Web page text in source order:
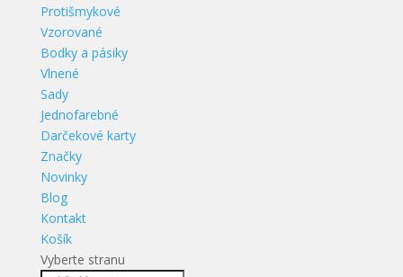
Protišmykové
Vzorované
Bodky a pásiky
Vlnené
Sady
Jednofarebné
Darčekové karty
Značky
Novinky
Blog
Kontakt
Košík
Vyberte stranu